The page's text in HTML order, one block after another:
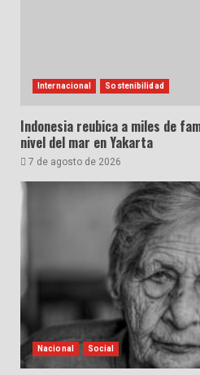
Internacional Sostenibilidad
Indonesia reubica a miles de
nivel del mar en Yakarta
7 de agosto de 2026
Nacional Social